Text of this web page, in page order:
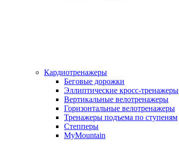
Кардиотренажеры
Беговые дорожки
Эллиптические кросс-тренажеры
Вертикальные велотренажеры
Горизонтальные велотренажеры
Тренажеры подъема по ступеням
Степперы
MyMountain